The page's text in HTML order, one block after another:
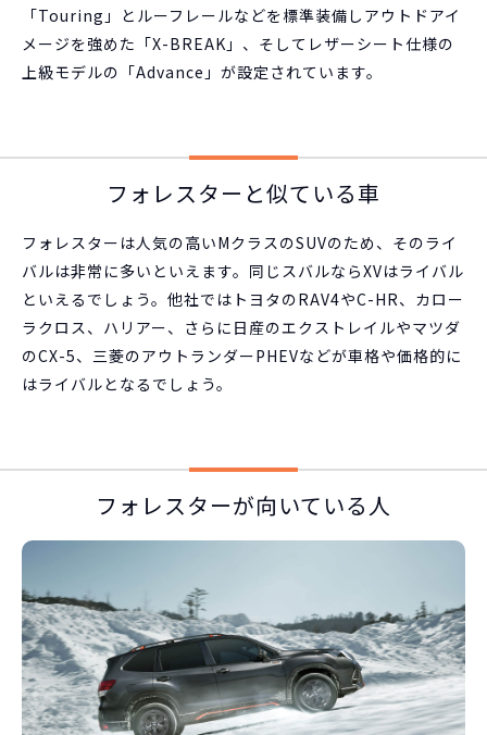
「Touring」とルーフレールなどを標準装備しアウトドアイ
メージを強めた「X-BREAK」、そしてレザーシート仕様の
上級モデルの「Advance」が設定されています。
フォレスターと似ている車
フォレスターは人気の高いMクラスのSUVのため、そのライ
バルは非常に多いといえます。同じスバルならXVはライバル
といえるでしょう。他社ではトヨタのRAV4やC-HR、カロー
ラクロス、ハリアー、さらに日産のエクストレイルやマツダ
のCX-5、三菱のアウトランダーPHEVなどが車格や価格的に
はライバルとなるでしょう。
フォレスターが向いている人